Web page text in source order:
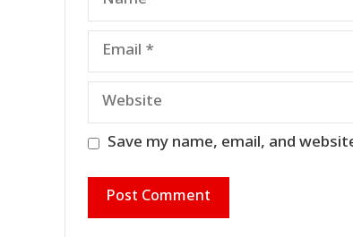
Email
Website
Save my name, email, and